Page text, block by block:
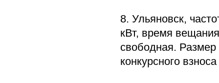
8. Ульяновск,
кВт, время
свободная.
конкурсного